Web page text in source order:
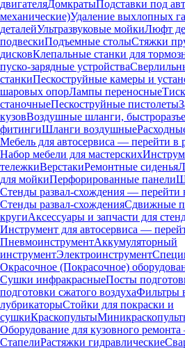
двигателяДомкратыПодставки под
механические)Удаление выхлопных
деталейУльтразвуковые мойкиЛюфт
подвескиПодъемные столыСтяжки
дисковКлепальные станки для
пуско-зарядные устройства
станкиПескоструйные камеры и
шаровых опорЛампы переносные
станочныеПескоструйные пистолеты
кузовВоздушные шланги,
фитингиШланги воздушные
Мебель для автосервиса — перейти в
Набор мебели для мастерских
тележкиВерстакиРемонтные сиденья
для мойкиПерфорированные панели
Стенды развал-схождения — перейти
Стенды развал-схожденияСдвижные
кругиАксессуары и запчасти для
Инструмент для автосервиса —
ПневмоинструментАккумуляторный
инструментЭлектроинструмент
Окрасочное (Покрасочное)
Сушки инфракрасныеПосты
подготовки сжатого воздухаФильтры
лубрикаторыСтойки для покраски и
сушкиКраскопульты
Оборудование для кузовного
СтапелиРастяжки гидравлические